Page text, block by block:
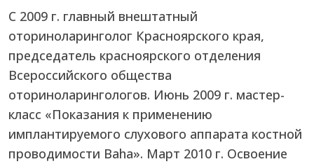
С 2009 г. главный внештатный
оториноларинголог Красноярского края,
председатель красноярского отделения
Всероссийского общества
оториноларингологов. Июнь 2009 г. мастер-
класс «Показания к применению
имплантируемого слухового аппарата костной
проводимости Baha». Март 2010 г. Освоение